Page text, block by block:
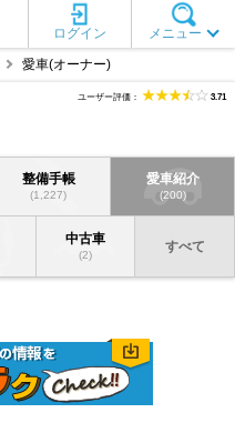
メニュー
ログイン
愛車(オーナー)
ユーザー評価： 3.71
整備手帳
(1,227)
愛車紹介
(200)
中古車
(2)
すべて